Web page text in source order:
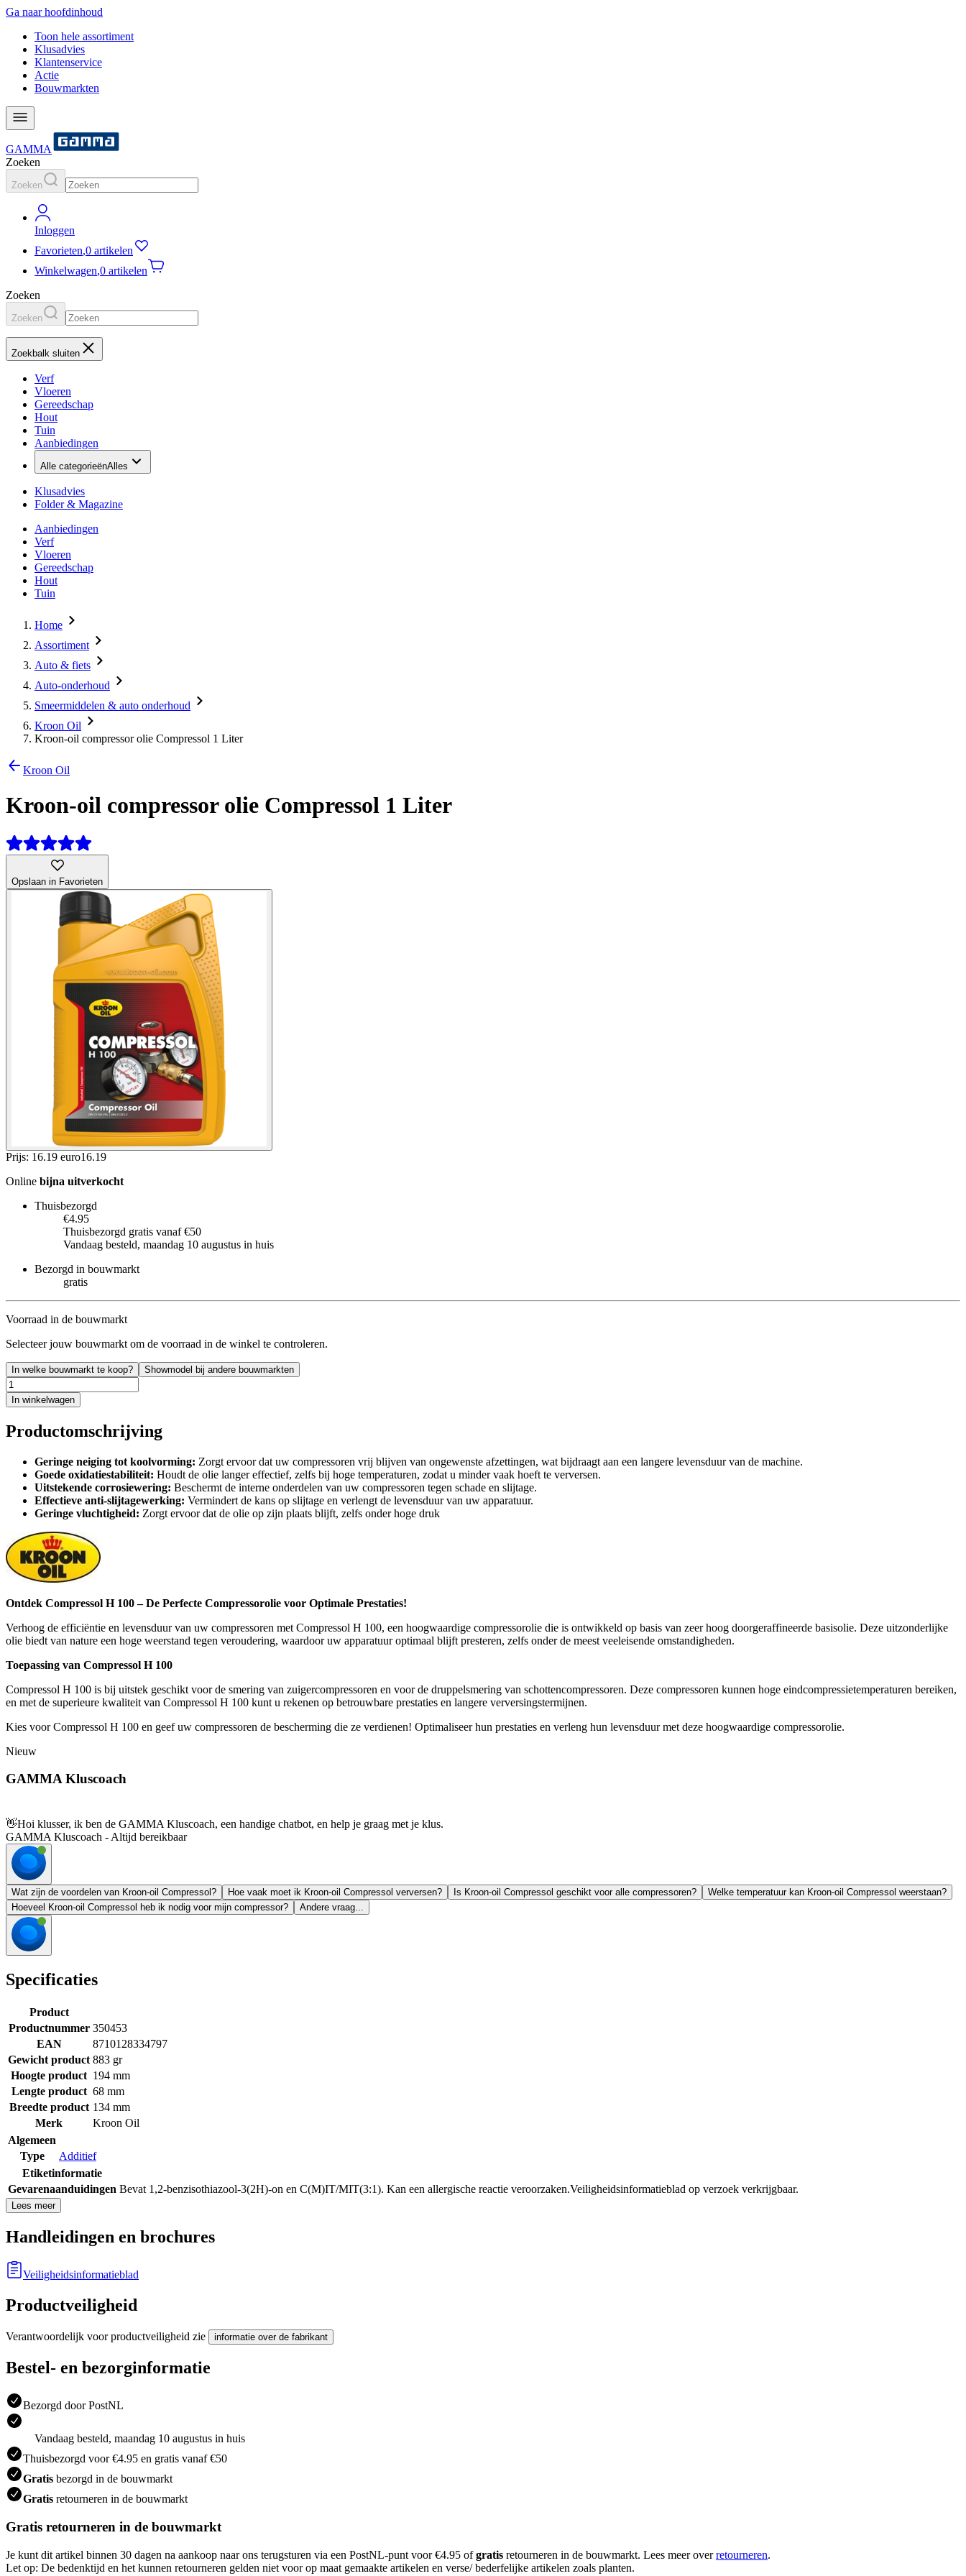
Ga naar hoofdinhoud
Toon hele assortiment
Klusadvies
Klantenservice
Actie
Bouwmarkten
GAMMA
Zoeken
Zoeken
Inloggen
Favorieten,0 artikelen
Winkelwagen,0 artikelen
Zoeken
Zoeken
Zoekbalk sluiten
Verf
Vloeren
Gereedschap
Hout
Tuin
Aanbiedingen
Alle categorieënAlles
Klusadvies
Folder & Magazine
Aanbiedingen
Verf
Vloeren
Gereedschap
Hout
Tuin
Home
Assortiment
Auto & fiets
Auto-onderhoud
Smeermiddelen & auto onderhoud
Kroon Oil
Kroon-oil compressor olie Compressol 1 Liter
Kroon Oil
Kroon-oil compressor olie Compressol 1 Liter
Opslaan in Favorieten
Prijs: 16.19 euro16.19
Online bijna uitverkocht
Thuisbezorgd
€4.95
Thuisbezorgd gratis vanaf €50
Vandaag besteld, maandag 10 augustus in huis
Bezorgd in bouwmarkt
gratis
Voorraad in de bouwmarkt
Selecteer jouw bouwmarkt om de voorraad in de winkel te controleren.
In welke bouwmarkt te koop? Showmodel bij andere bouwmarkten
In winkelwagen
Productomschrijving
Geringe neiging tot koolvorming: Zorgt ervoor dat uw compressoren vrij blijven van ongewenste afzettingen, wat bijdraagt aan een langere levensduur van de machine.
Goede oxidatiestabiliteit: Houdt de olie langer effectief, zelfs bij hoge temperaturen, zodat u minder vaak hoeft te verversen.
Uitstekende corrosiewering: Beschermt de interne onderdelen van uw compressoren tegen schade en slijtage.
Effectieve anti-slijtagewerking: Vermindert de kans op slijtage en verlengt de levensduur van uw apparatuur.
Geringe vluchtigheid: Zorgt ervoor dat de olie op zijn plaats blijft, zelfs onder hoge druk
Ontdek Compressol H 100 – De Perfecte Compressorolie voor Optimale Prestaties!
Verhoog de efficiëntie en levensduur van uw compressoren met Compressol H 100, een hoogwaardige compressorolie die is ontwikkeld op basis van zeer hoog doorgeraffineerde basisolie. Deze uitzonderlijke
olie biedt van nature een hoge weerstand tegen veroudering, waardoor uw apparatuur optimaal blijft presteren, zelfs onder de meest veeleisende omstandigheden.
Toepassing van Compressol H 100
Compressol H 100 is bij uitstek geschikt voor de smering van zuigercompressoren en voor de druppelsmering van schottencompressoren. Deze compressoren kunnen hoge eindcompressietemperaturen bereiken,
en met de superieure kwaliteit van Compressol H 100 kunt u rekenen op betrouwbare prestaties en langere verversingstermijnen.
Kies voor Compressol H 100 en geef uw compressoren de bescherming die ze verdienen! Optimaliseer hun prestaties en verleng hun levensduur met deze hoogwaardige compressorolie.
Nieuw
GAMMA Kluscoach
👋Hoi klusser, ik ben de GAMMA Kluscoach, een handige chatbot, en help je graag met je klus.
GAMMA Kluscoach - Altijd bereikbaar
Wat zijn de voordelen van Kroon-oil Compressol? Hoe vaak moet ik Kroon-oil Compressol verversen? Is Kroon-oil Compressol geschikt voor alle compressoren?
Welke temperatuur kan Kroon-oil Compressol weerstaan?
Hoeveel Kroon-oil Compressol heb ik nodig voor mijn compressor?
Andere vraag...
Specificaties
Product
Productnummer 350453
EAN
8710128334797
Gewicht product 883 gr
Hoogte product 194 mm
Lengte product 68 mm
Breedte product 134 mm
Merk
Kroon Oil
Algemeen
Type
Additief
Etiketinformatie
Gevarenaanduidingen Bevat 1,2-benzisothiazool-3(2H)-on en C(M)IT/MIT(3:1). Kan een allergische reactie veroorzaken.Veiligheidsinformatieblad op verzoek verkrijgbaar.
Lees meer
Handleidingen en brochures
Veiligheidsinformatieblad
Productveiligheid
Verantwoordelijk voor productveiligheid zie informatie over de fabrikant
Bestel- en bezorginformatie
Bezorgd door PostNL
Vandaag besteld, maandag 10 augustus in huis
Thuisbezorgd voor €4.95 en gratis vanaf €50
Gratis bezorgd in de bouwmarkt
Gratis retourneren in de bouwmarkt
Gratis retourneren in de bouwmarkt
Je kunt dit artikel binnen 30 dagen na aankoop naar ons terugsturen via een PostNL-punt voor €4.95 ofgratis retourneren in de bouwmarkt. Lees meer overretourneren.
Let op: De bedenktijd en het kunnen retourneren gelden niet voor op maat gemaakte artikelen en verse/ bederfelijke artikelen zoals planten.